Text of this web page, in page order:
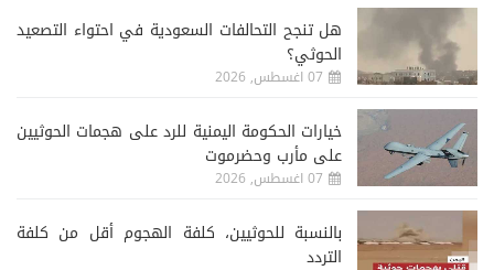
هل تنجح التحالفات السعودية في احتواء التصعيد
الحوثي؟
07 اغسطس, 2026
خيارات الحكومة اليمنية للرد على هجمات الحوثيين
على مأرب وحضرموت
07 اغسطس, 2026
‏بالنسبة للحوثيين، كلفة الهجوم أقل من كلفة
التردد